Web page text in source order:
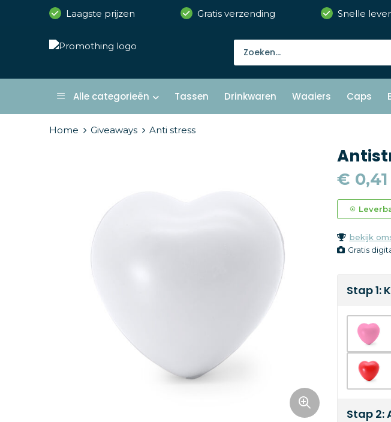
Laagste prijzen Gratis verzending Snelle
Alle categorieën Tassen Drinkwaren Waaiers Caps
Home Giveaways Anti stress
€ 0,41
bekijk
Gratis
Stap 1:
Stap 2: